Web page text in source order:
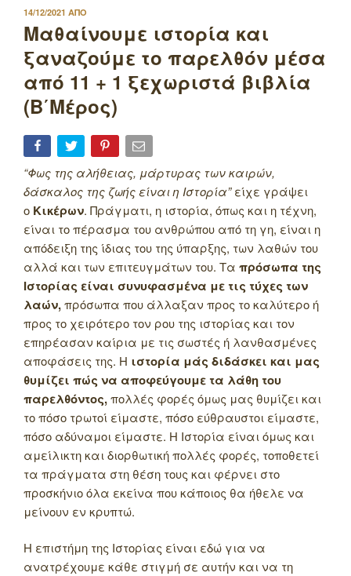
ΔΗΜΟΣΙΕΥΤΗΚΕ
ΣΤΙΣ
14/12/2021 ΑΠΟ
Μαθαίνουμε ιστορία και
ξαναζούμε το παρελθόν μέσα
από 11 + 1 ξεχωριστά βιβλία
(Β΄Μέρος)
“Φως της αλήθειας, μάρτυρας των καιρών,
δάσκαλος της ζωής είναι η Ιστορία”είχε γράψει
ο Κικέρων. Πράγματι, η ιστορία, όπως και η τέχνη,
είναι το πέρασμα του ανθρώπου από τη γη, είναι η
απόδειξη της ίδιας του της ύπαρξης, των λαθών του
αλλά και των επιτευγμάτων του. Τα πρόσωπα της
Ιστορίας είναι συνυφασμένα με τις τύχες των
λαών,πρόσωπα που άλλαξαν προς το καλύτερο ή
προς το χειρότερο τον ρου της ιστορίας και τον
επηρέασαν καίρια με τις σωστές ή λανθασμένες
αποφάσεις της. Η ιστορία μάς διδάσκει και μας
θυμίζει πώς να αποφεύγουμε τα λάθη του
παρελθόντος,πολλές φορές όμως μας θυμίζει και
το πόσο τρωτοί είμαστε, πόσο εύθραυστοι είμαστε,
πόσο αδύναμοι είμαστε. Η Ιστορία είναι όμως και
αμείλικτη και διορθωτική πολλές φορές, τοποθετεί
τα πράγματα στη θέση τους και φέρνει στο
προσκήνιο όλα εκείνα που κάποιος θα ήθελε να
μείνουν εν κρυπτώ.
Η επιστήμη της Ιστορίας είναι εδώ για να
ανατρέχουμε κάθε στιγμή σε αυτήν και να τη